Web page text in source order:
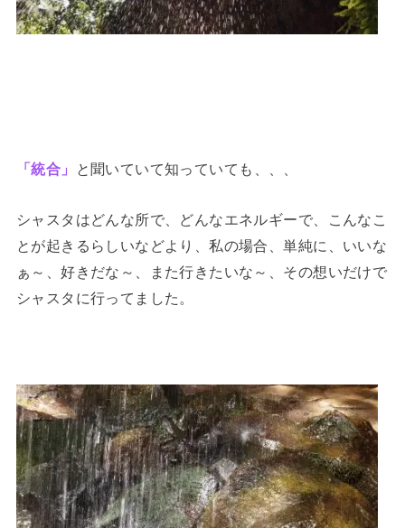
「統合」 と聞いていて知っていても、、、
シャスタはどんな所で、どんなエネルギーで、こんなこ
とが起きるらしいなどより、私の場合、単純に、いいな
ぁ～、好きだな～、また行きたいな～、その想いだけで
シャスタに行ってました。